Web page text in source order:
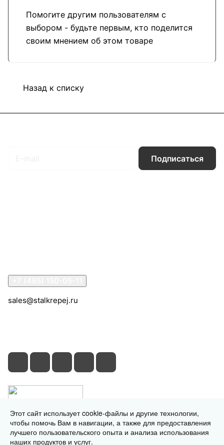
Помогите другим пользователям с
выбором - будьте первым, кто поделится
своим мнением об этом товаре
Назад к списку
Подписаться
sales@stalkrepej.ru
Этот сайт использует cookie-файлы и другие технологии,
чтобы помочь Вам в навигации, а также для предоставления
лучшего пользовательского опыта и анализа использования
наших продуктов и услуг.